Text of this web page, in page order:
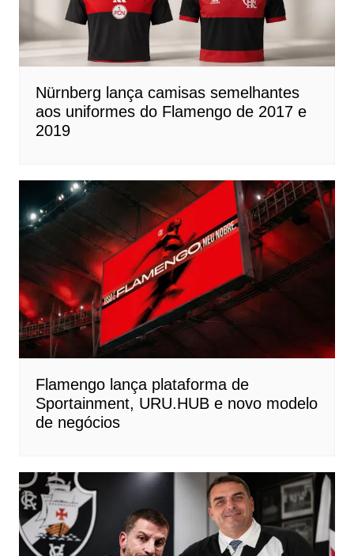
Nürnberg lança camisas semelhantes
aos uniformes do Flamengo de 2017 e
2019
Flamengo lança plataforma de
Sportainment, URU.HUB e novo modelo
de negócios